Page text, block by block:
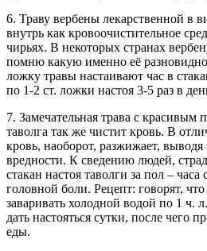
6. Траву вербены лекарственной в
внутрь как кровоочистительное
чирьях. В некоторых странах
помню какую именно её
ложку травы настаивают час в
по 1-2 ст. ложки настоя 3-5 раз в
7. Замечательная трава с красивым
таволга так же чистит кровь. В
кровь, наоборот, разжижает,
вредности. К сведению людей,
стакан настоя таволги за пол – часа
головной боли. Рецепт: говорят,
заваривать холодной водой по 1 ч.
дать настояться сутки, после чего
еды.